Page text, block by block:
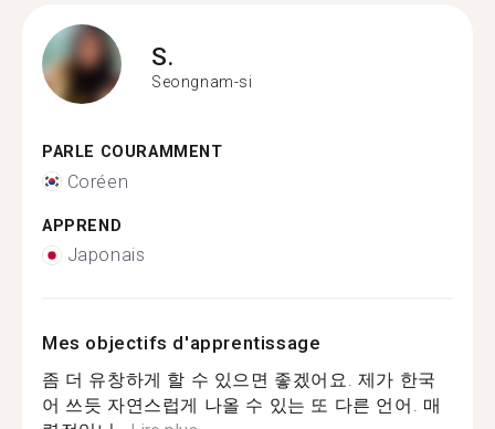
S.
Seongnam-si
PARLE COURAMMENT
Coréen
APPREND
Japonais
Mes objectifs d'apprentissage
좀 더 유창하게 할 수 있으면 좋겠어요. 제가 한국
어 쓰듯 자연스럽게 나올 수 있는 또 다른 언어. 매